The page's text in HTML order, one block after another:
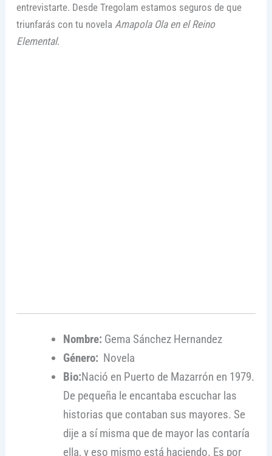
entrevistarte. Desde Tregolam estamos seguros de que
triunfarás con tu novela Amapola Ola en el Reino
Elemental.
Nombre: Gema Sánchez Hernandez
Género: Novela
Bio:Nació en Puerto de Mazarrón en 1979.
De pequeña le encantaba escuchar las
historias que contaban sus mayores. Se
dije a sí misma que de mayor las contaría
ella, y eso mismo está haciendo. Es por